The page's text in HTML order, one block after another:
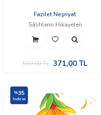
Fazilet Neşriyat
Sâlihlerin Hikayeleri
530,00TL 371,00 TL
%35
İndirim